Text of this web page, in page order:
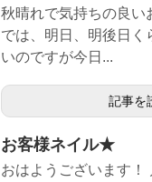
秋晴れで気持ちの良い
では、明日、明後日く
いのですが今日...
記事を
お客様ネイル★
おはようございます！